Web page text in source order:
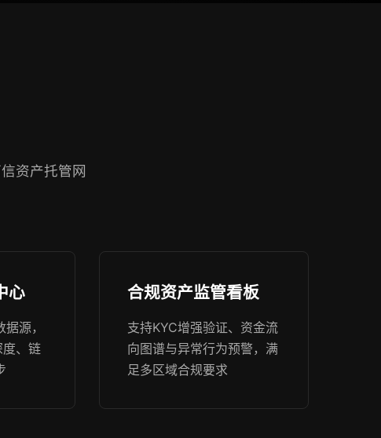
资产托管网
心
源，
、链
合规资产监管看板
支持KYC增强验证、资金流
向图谱与异常行为预警，满
足多区域合规要求